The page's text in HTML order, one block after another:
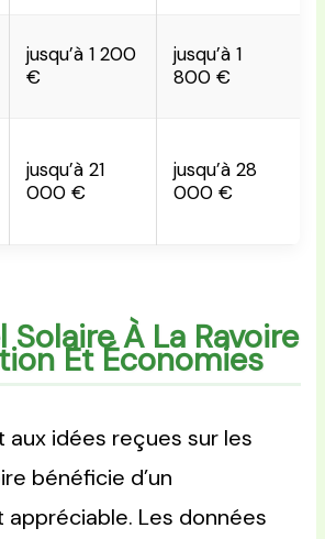
jusqu’à 1 200
€
jusqu’à 1
800 €
jusqu’à 21
000 €
jusqu’à 28
000 €
Solaire À La Ravoire
Et Économies
idées reçues sur les
bénéficie d’un
Les données